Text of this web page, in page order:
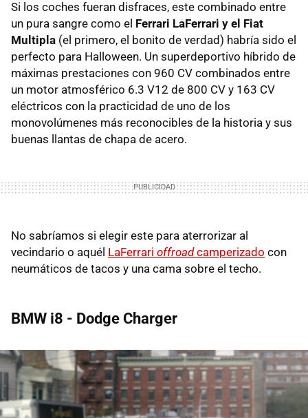
Si los coches fueran disfraces, este combinado entre
un pura sangre como el Ferrari LaFerrari y el Fiat
Multipla (el primero, el bonito de verdad) habría sido el
perfecto para Halloween. Un superdeportivo híbrido de
máximas prestaciones con 960 CV combinados entre
un motor atmosférico 6.3 V12 de 800 CV y 163 CV
eléctricos con la practicidad de uno de los
monovolúmenes más reconocibles de la historia y sus
buenas llantas de chapa de acero.
No sabríamos si elegir este para aterrorizar al
vecindario o aquél LaFerrari offroadcamperizado con
neumáticos de tacos y una cama sobre el techo.
BMW i8 - Dodge Charger